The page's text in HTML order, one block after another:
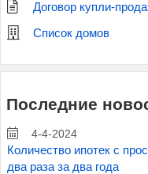
Договор купли-
Список домов
Последние
4-4-2024
Количество ипотек с
два раза за два года